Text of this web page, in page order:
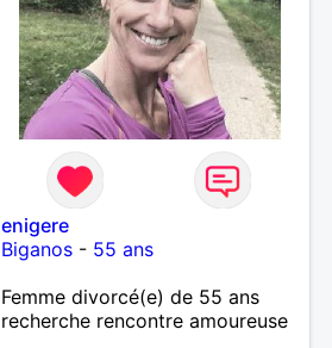
enigere
Biganos- 55 ans
Femme divorcé(e) de 55 ans
recherche rencontre amoureuse